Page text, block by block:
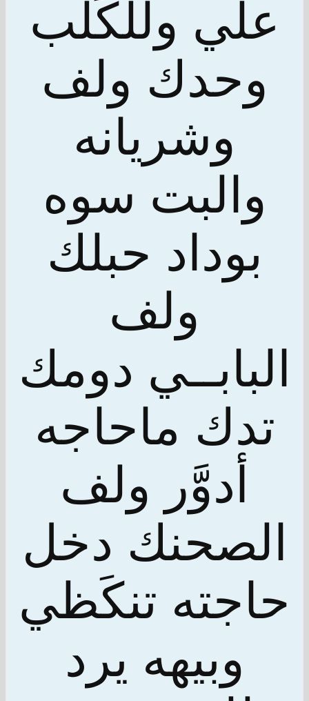
علي وللكَلب
وحدك ولف
وشريانه
والبت سوه
بوداد حبلك
ولف
البابــي دومك
تدك ماحاجه
أدوَّر ولف
الصحنك دخل
حاجته تنكَظي
وبيهه يرد